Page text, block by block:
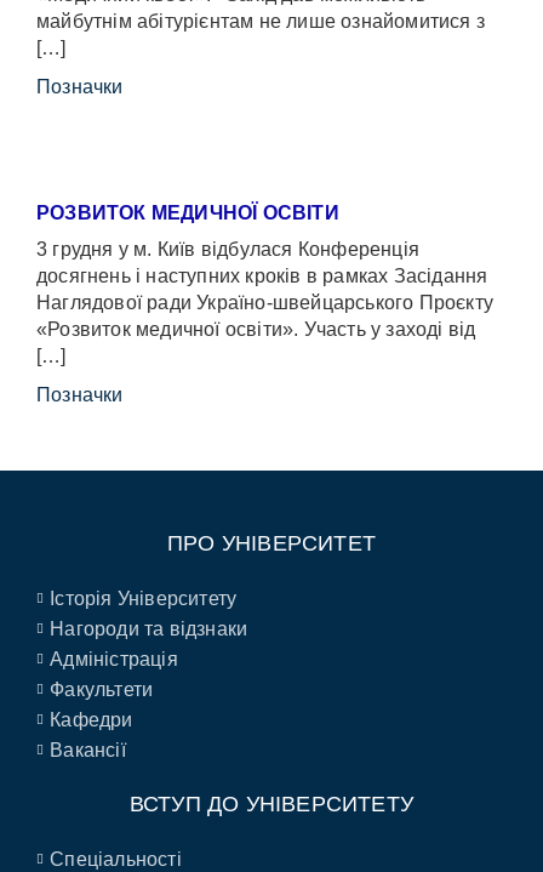
майбутнім абітурієнтам не лише ознайомитися з
[…]
Позначки
РОЗВИТОК МЕДИЧНОЇ ОСВІТИ
3 грудня у м. Київ відбулася Конференція
досягнень і наступних кроків в рамках Засідання
Наглядової ради Україно-швейцарського Проєкту
«Розвиток медичної освіти». Участь у заході від
[…]
Позначки
ПРО УНІВЕРСИТЕТ
Історія Університету
Нагороди та відзнаки
Адміністрація
Факультети
Кафедри
Вакансії
ВСТУП ДО УНІВЕРСИТЕТУ
Спеціальності